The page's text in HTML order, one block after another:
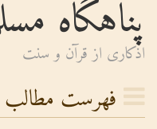
پناهگاه
اذكارى از قرآن و سنت
فهرست مطالب